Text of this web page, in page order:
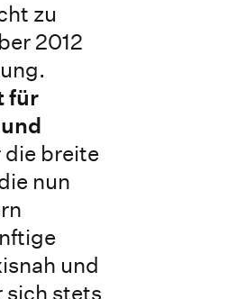
zu
2012
für
die breite
nun
und
sich stets